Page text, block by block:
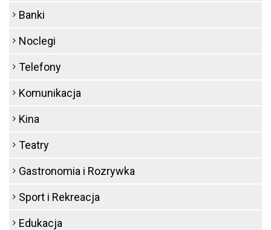
Banki
Noclegi
Telefony
Komunikacja
Kina
Teatry
Gastronomia i Rozrywka
Sport i Rekreacja
Edukacja